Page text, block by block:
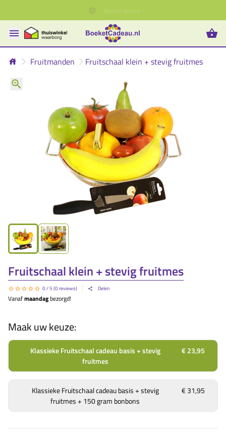
Fruitmanden Fruitschaal klein + stevig fruitmes
Fruitschaal klein + stevig fruitmes
0/ 5 (0reviews) Delen
Vanafmaandagbezorgd!
Maak uw keuze:
Klassieke Fruitschaal cadeau basis + stevig
fruitmes
€ 23,95
Klassieke Fruitschaal cadeau basis + stevig
fruitmes + 150 gram bonbons
€ 31,95